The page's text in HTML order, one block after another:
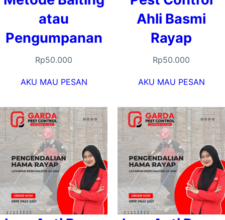
atau
Pengumpanan
Rp50.000
AKU MAU PESAN
Ahli Basmi
Rayap
Rp50.000
AKU MAU PESAN